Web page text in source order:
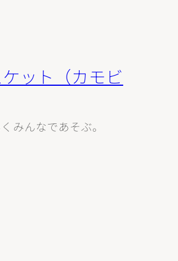
ット（カモビ
みんなであそぶ。